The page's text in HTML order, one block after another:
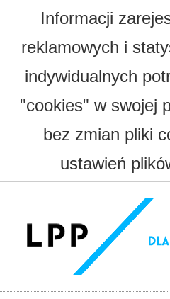
Informacji
reklamowych i
indywidualnych
"cookies" w swojej
bez zmian pliki
ustawień